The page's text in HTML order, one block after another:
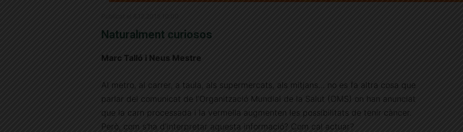
Naturalment curiosos
Marc Talló i Neus Mestre
Al metro, al carrer, a taula, als supermercats, als mitjans… no es fa altra cosa que
parlar del comunicat de l’Organització Mundial de la Salut (OMS) on han anunciat
que la carn processada i la vermella augmenten les possibilitats de tenir càncer.
Però, com s’ha d’interpretar aquesta informació? Com cal actuar?